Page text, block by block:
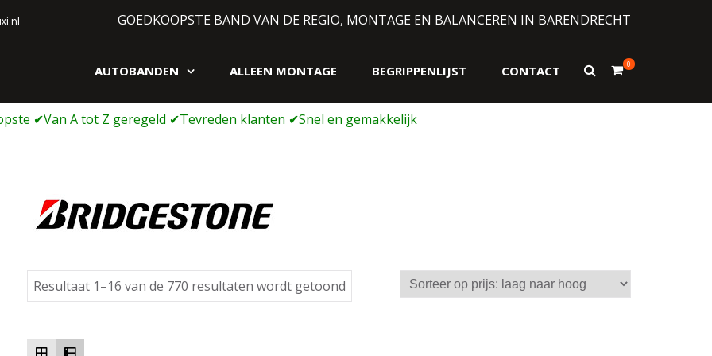
GOEDKOOPSTE BAND VAN DE REGIO, MONTAGE EN BALANCEREN IN BARENDRECHT
AUTOBANDEN ALLEEN MONTAGE BEGRIPPENLIJST CONTACT
Toon
0
Resultaat 1–16 van de 770 resultaten wordt getoond Gesorteerd
op